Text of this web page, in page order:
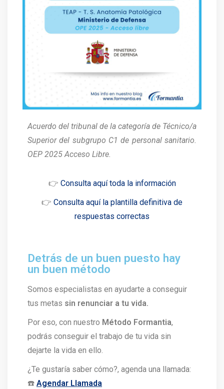
Acuerdo del tribunal de la categoría de Técnico/a
Superior del subgrupo C1 de personal sanitario.
OEP 2025 Acceso Libre.
👉 Consulta aquí toda la información
👉 Consulta aquí la plantilla definitiva de
respuestas correctas
Detrás de un buen puesto hay
un buen método
Somos especialistas en ayudarte a conseguir
tus metas sin renunciar a tu vida.
Por eso, con nuestro Método Formantia,
podrás conseguir el trabajo de tu vida sin
dejarte la vida en ello.
¿Te gustaría saber cómo?, agenda una llamada:
☎️ Agendar Llamada